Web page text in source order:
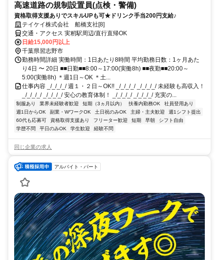
高速道路の規制設置員(点検・警備)
資格取得支援ありでスキルUPも可★ドリンク手当200円支給♪
テイケイ株式会社 船橋支社[8]
交通・アクセス 実籾駅周辺/直行直帰OK
日給15,000円以上
千葉県習志野市
勤務時間詳細 実働時間：1日あたり8時間 平均勤務日数：1ヶ月あた
り4日 〜 20日 ■■日勤■■8:00～17:00(実働8h) ■■夜勤■■20:00～
5:00(実働8h) ＊週1日～OK ＊土...
仕事内容 _/_/_/_/ 週１・２日～OK!! _/_/_/_/ _/_/_/_/ 未経験も高収入！
_/_/_/_/ _/_/_/_/ 安心の教育体制！ _/_/_/_/ _/_/_/_/ 充実の...
制服あり 業界未経験者歓迎 短期（3ヵ月以内） 扶養内勤務OK
社員登用あり
週1日からOK
副業・WワークOK 土日祝のみOK 主婦・主夫歓迎
週1シフト提出
60代も応募可
資格取得支援あり フリーター歓迎 短期 早朝
シフト自由
学歴不問
平日のみOK 学生歓迎 経験不問
同じ企業の求人
アルバイト・パート